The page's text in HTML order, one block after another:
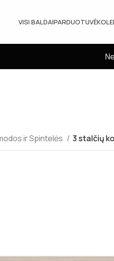
VISI BALDAIPARDUOTUVĖ
ir Spintelės 3 stalčių